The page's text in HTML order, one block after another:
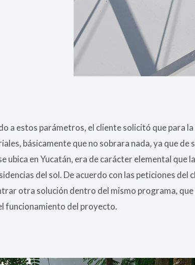
a estos parámetros, el cliente solicitó que para
básicamente que no sobrara nada, ya que
ubica en Yucatán, era de carácter elemental que
del sol. De acuerdo con las peticiones del
otra solución dentro del mismo programa,
funcionamiento del proyecto.